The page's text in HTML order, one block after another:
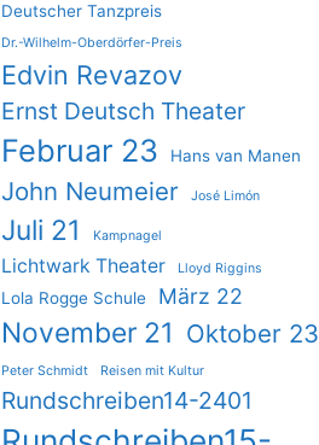
Deutscher Tanzpreis
Dr.-Wilhelm-Oberdörfer-Preis
Edvin Revazov
Ernst Deutsch Theater
Februar 23 Hans van Manen
John Neumeier José Limón
Juli 21 Kampnagel
Lichtwark Theater Lloyd Riggins
Lola Rogge Schule März 22
November 21 Oktober 23
Peter Schmidt Reisen mit Kultur
Rundschreiben14-2401